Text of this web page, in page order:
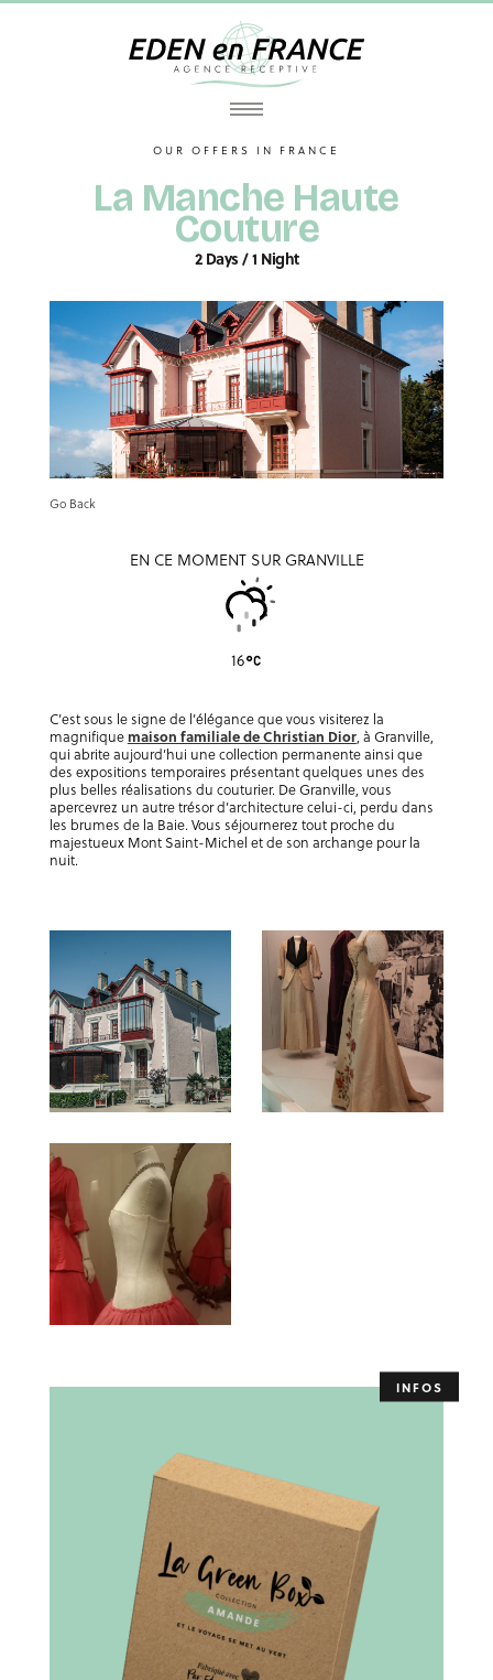
OUR OFFERS IN FRANCE
La Manche Haute
Couture
2 Days / 1 Night
Go Back
EN CE MOMENT SUR GRANVILLE
16
C’est sous le signe de l’élégance que vous visiterez la
magnifiquemaison familiale de Christian Dior, à Granville,
qui abrite aujourd’hui une collection permanente ainsi que
des expositions temporaires présentant quelques unes des
plus belles réalisations du couturier. De Granville, vous
apercevrez un autre trésor d’architecture celui-ci, perdu dans
les brumes de la Baie. Vous séjournerez tout proche du
majestueux Mont Saint-Michel et de son archange pour la
nuit.